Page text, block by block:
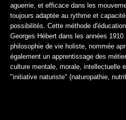
aguerrie, et efficace dans les
toujours adaptée au rythme et
possibilités. Cette méthode
Georges Hébert dans les années
philosophie de vie holiste, nommée
également un apprentissage des
culture mentale, morale, intellectuelle
"initiative naturiste" (naturopathie,